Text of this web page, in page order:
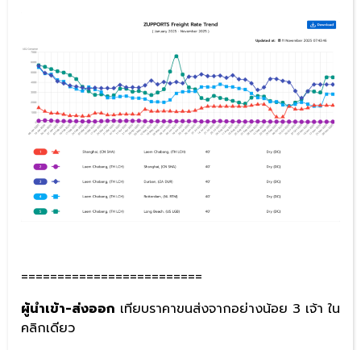
=========================
ผู้นำเข้า-ส่งออก เทียบราคาขนส่งจากอย่างน้อย 3 เจ้า ใน
คลิกเดียว